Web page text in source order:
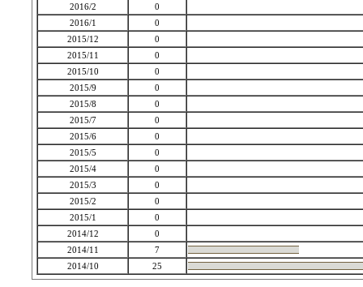
2016/2
0
2016/1
0
2015/12
0
2015/11
0
2015/10
0
2015/9
0
2015/8
0
2015/7
0
2015/6
0
2015/5
0
2015/4
0
2015/3
0
2015/2
0
2015/1
0
2014/12
0
2014/11
7
2014/10
25